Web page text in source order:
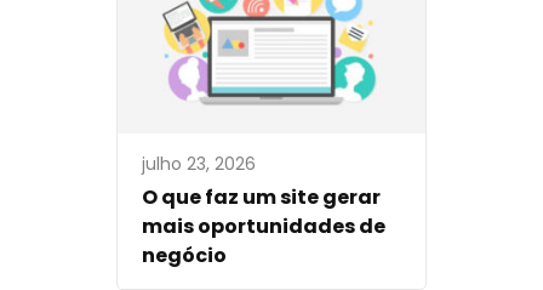
julho 23, 2026
O que faz um site gerar
mais oportunidades de
negócio